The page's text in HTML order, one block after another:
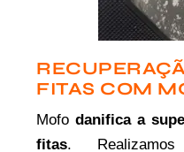
FITAS COM
Mofodanifica a
fitas.